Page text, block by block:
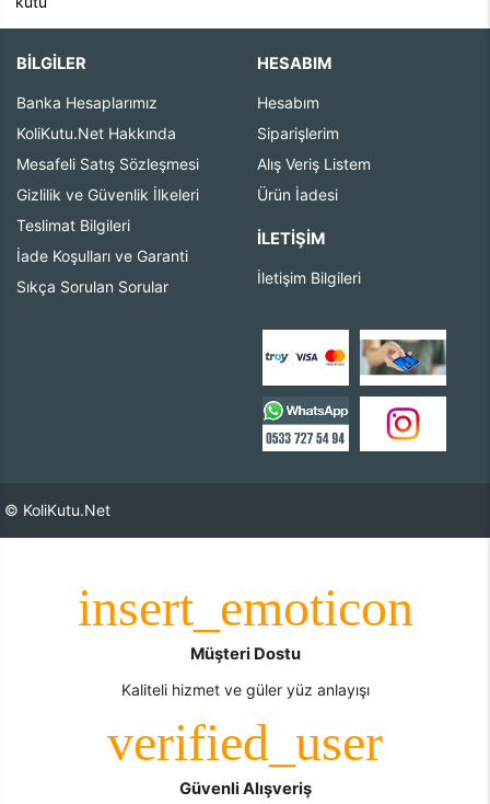
BİLGİLER
Banka Hesaplarımız
KoliKutu.Net Hakkında
Mesafeli Satış Sözleşmesi
Gizlilik ve Güvenlik İlkeleri
Teslimat Bilgileri
İade Koşulları ve Garanti
Sıkça Sorulan Sorular
HESABIM
Hesabım
Siparişlerim
Alış Veriş Listem
Ürün İadesi
İLETIŞIM
İletişim Bilgileri
© KoliKutu.Net
Müşteri Dostu
Kaliteli hizmet ve güler yüz anlayışı
Güvenli Alışveriş